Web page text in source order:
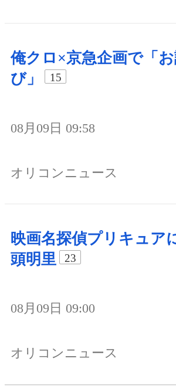
俺クロ×京急企画で「
び」
15
08月09日 09:58
オリコンニュース
映画名探偵プリキュア
頭明里
23
08月09日 09:00
オリコンニュース